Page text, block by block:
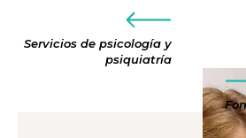
Servicios de psicología y
psiquiatría